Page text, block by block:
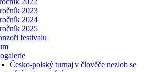
2022
2023
2024
2025
festivalu
Česko-polský turnaj v člověče nezlob se